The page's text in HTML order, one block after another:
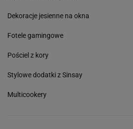
Dekoracje jesienne na okna
Fotele gamingowe
Pościel z kory
Stylowe dodatki z Sinsay
Multicookery